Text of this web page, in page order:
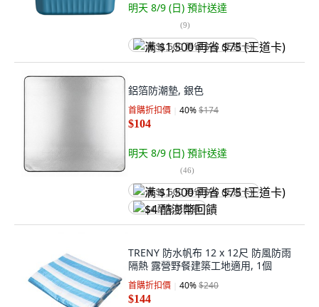
明天 8/9 (日) 預計送達
(9)
满 $1,500 再省 $75 (王道卡)
鋁箔防潮墊, 銀色
首購折扣價 40%$174
$104
明天 8/9 (日) 預計送達
(46)
满 $1,500 再省 $75 (王道卡)
$4 酷澎幣回饋
TRENY 防水帆布 12 x 12尺 防風防雨
隔熱 露營野餐建築工地適用, 1個
首購折扣價 40%$240
$144